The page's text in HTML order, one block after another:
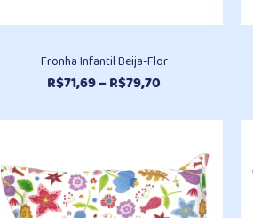
Fronha Infantil Beija-Flor
R$71,69–R$79,70
preço:
através
R$79,70